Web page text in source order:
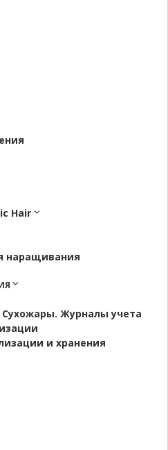
Hair
наращивания
Журналы учета
и хранения